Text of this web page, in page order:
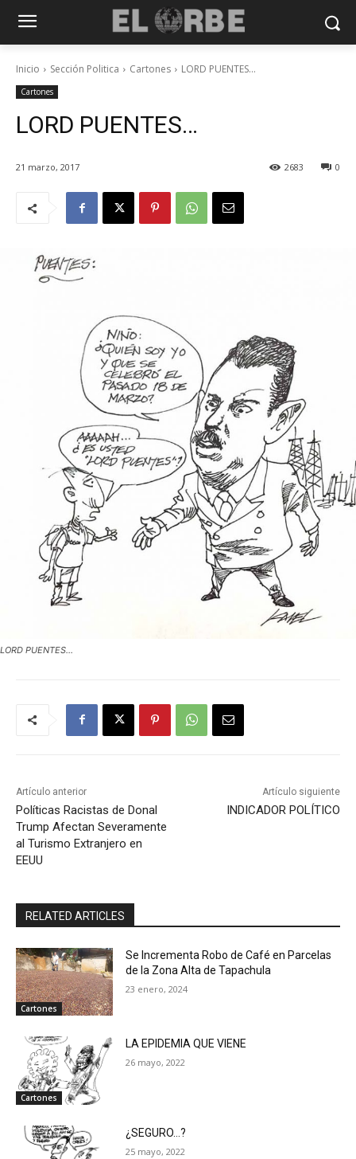
Inicio Sección Politica Cartones LORD PUENTES...
Cartones
LORD PUENTES…
21 marzo, 2017 0
2683
LORD PUENTES...
Artículo anterior
Políticas Racistas de Donal
Trump Afectan Severamente
al Turismo Extranjero en
EEUU
Artículo siguiente
INDICADOR POLÍTICO
RELATED ARTICLES
Cartones
Se Incrementa Robo de Café en Parcelas
de la Zona Alta de Tapachula
23 enero, 2024
Cartones
LA EPIDEMIA QUE VIENE
26 mayo, 2022
¿SEGURO…?
25 mayo, 2022